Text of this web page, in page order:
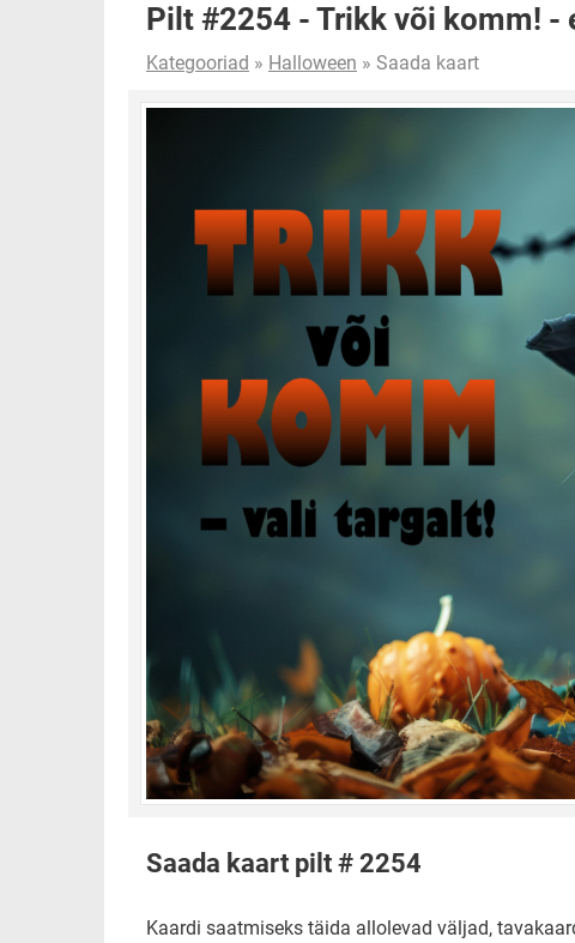
Pilt #2254 - Trikk või komm! -
Kategooriad » Halloween » Saada kaart
Saada kaart pilt # 2254
Kaardi saatmiseks täida allolevad väljad,